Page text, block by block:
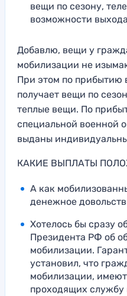
вещи по сезону,
возможности
Добавлю, вещи у
мобилизации не
При этом по прибытию
получает вещи по
теплые вещи. По
специальной военной
выданы
КАКИЕ ВЫПЛАТЫ
А как
денежное
Хотелось бы сразу
Президента РФ об
мобилизации.
установил, что
мобилизации,
проходящих